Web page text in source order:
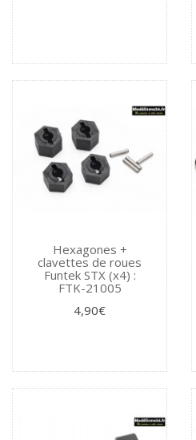
Hexagones +
clavettes de roues
Funtek STX (x4) :
FTK-21005
4,90€